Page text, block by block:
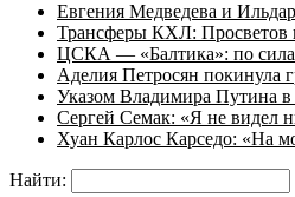
Евгения Медведева и
Трансферы КХЛ: Просветов
ЦСКА — «Балтика»: по
Аделия Петросян покинула
Указом Владимира Путина в
Сергей Семак: «Я не видел
Хуан Карлос Карседо: «На
Найти: